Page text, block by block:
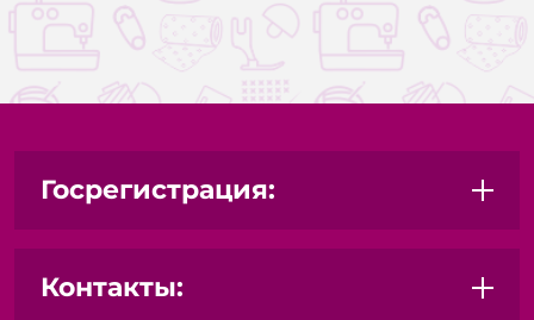
Госрегистрация:
Контакты: